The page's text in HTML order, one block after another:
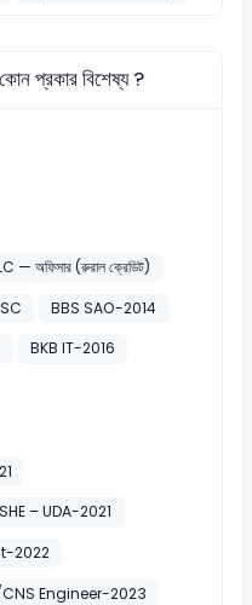
প্রকার বিশেষ্য ?
অফিসার (রুরাল ক্রেডিট)
BBS SAO-2014
BKB IT-2016
– UDA-2021
2022
Engineer-2023